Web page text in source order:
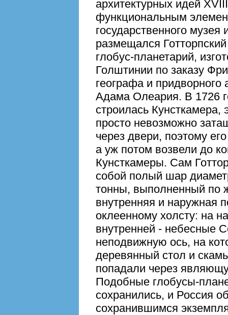
архитектурных идей
функциональным
государственного музея
размещался
глобус-планетарий,
Голштинии по заказу
географа и придворного
Адама Олеария. В 1726
строилась Кунсткамера,
просто невозможно
через двери, поэтому
а уж потом возвели до
Кунсткамеры. Сам
собой полый шар
тонны, выполненный по
внутренняя и наружная
оклеенному холсту: на
внутренней - небесные
неподвижную ось, на
деревянный стол и
попадали через
Подобные глобусы-
сохранились, и Россия
сохранившимся